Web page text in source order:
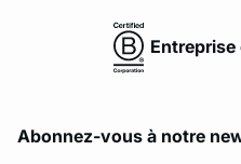
Entreprise
Abonnez-vous à notre